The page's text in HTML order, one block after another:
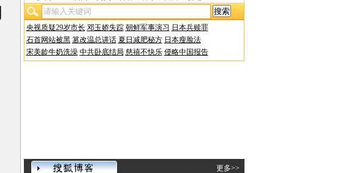
央视质疑29岁市长 邓玉娇失踪 朝鲜军事演习 日本兵赎罪
石首网站被黑 篡改温总讲话 夏日减肥秘方 日本瘦脸法
宋美龄牛奶洗澡 中共卧底结局 慈禧不快乐 侵略中国报告
更多>>